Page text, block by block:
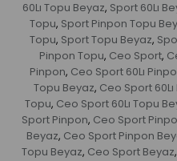
60Lı Topu Beyaz, Sport 60Lı
Topu, Sport Pinpon Topu
Topu, Sport Topu Beyaz,
Pinpon Topu, Ceo Sport,
Pinpon, Ceo Sport 60Lı
Topu Beyaz, Ceo Sport
Topu, Ceo Sport 60Lı Topu
Sport Pinpon, Ceo Sport
Beyaz, Ceo Sport Pinpon
Topu Beyaz, Ceo Sport Beyaz,